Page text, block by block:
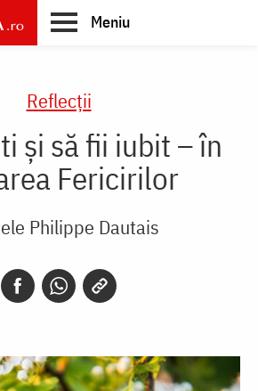
Meniu
Reflecții
și să fii iubit – în
Fericirilor
Philippe Dautais